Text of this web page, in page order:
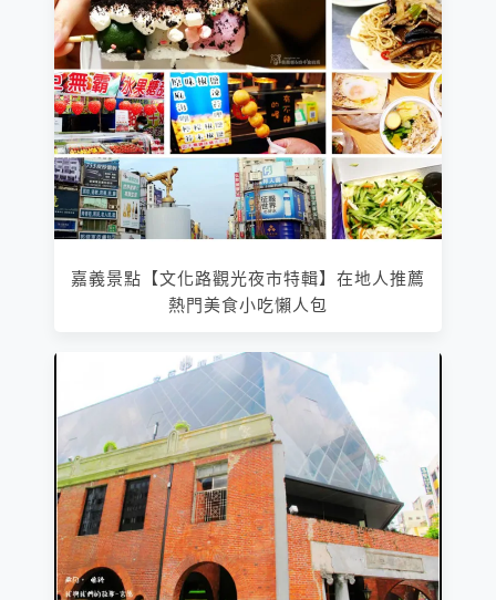
嘉義景點【文化路觀光夜市特輯】在地人推薦
熱門美食小吃懶人包